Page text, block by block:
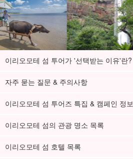
이리오모테 섬 투어가 '선택받는 이유'란?
자주 묻는 질문 & 주의사항
이리오모테 섬 투어즈 특집 & 캠페인 정보
이리오모테 섬의 관광 명소 목록
이리오모테 섬 호텔 목록